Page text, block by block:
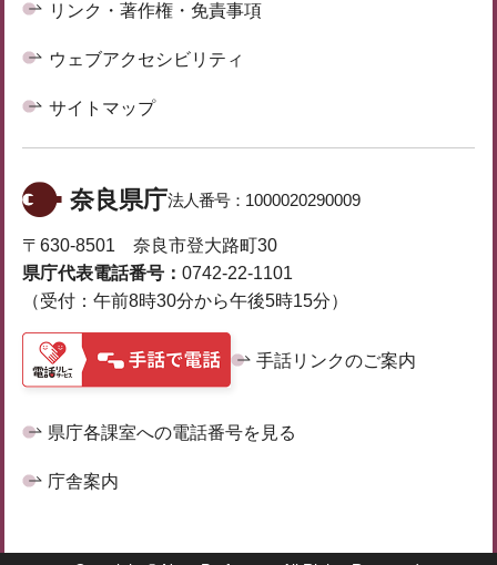
リンク・著作権・免責事項
ウェブアクセシビリティ
サイトマップ
奈良県庁法人番号： 1000020290009
〒630-8501 奈良市登大路町30
県庁代表電話番号： 0742-22-1101
（受付：午前8時30分から午後5時15分）
手話リンクのご案内
県庁各課室への電話番号を見る
庁舎案内